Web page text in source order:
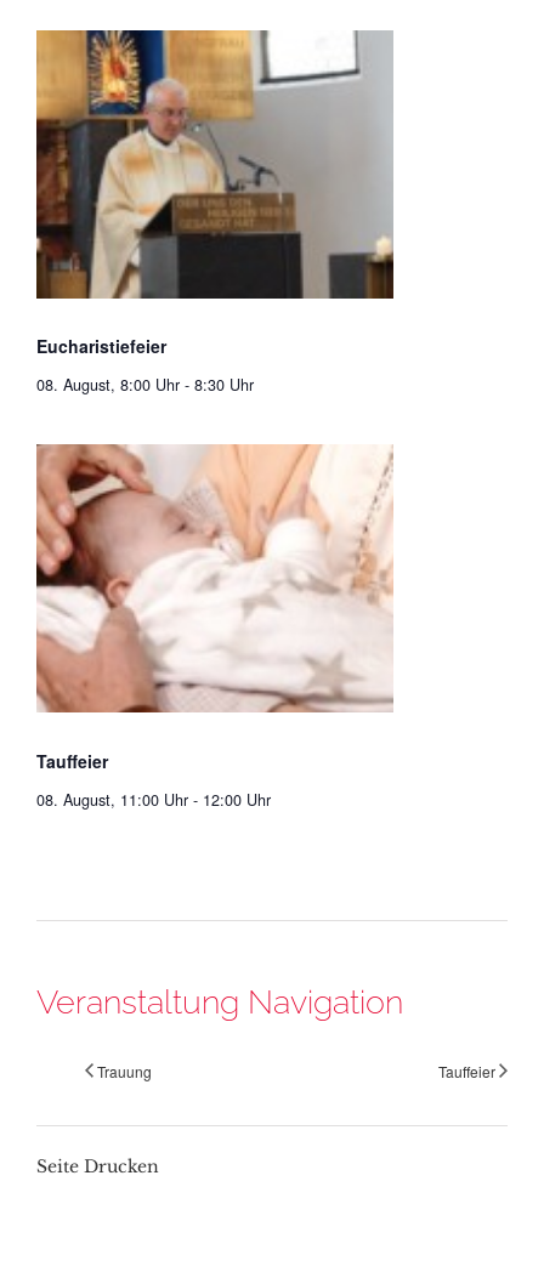
Eucharistiefeier
08. August, 8:00 Uhr - 8:30 Uhr
Tauffeier
08. August, 11:00 Uhr - 12:00 Uhr
Veranstaltung Navigation
Trauung Tauffeier
Seite Drucken